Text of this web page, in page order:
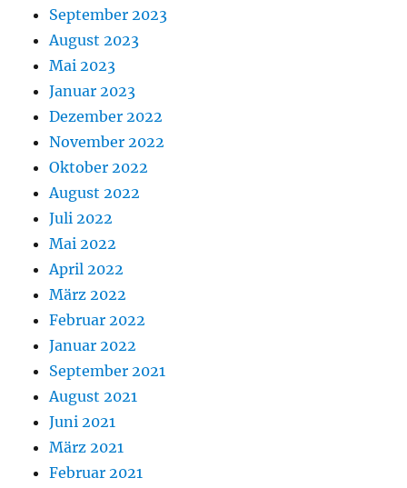
September 2023
August 2023
Mai 2023
Januar 2023
Dezember 2022
November 2022
Oktober 2022
August 2022
Juli 2022
Mai 2022
April 2022
März 2022
Februar 2022
Januar 2022
September 2021
August 2021
Juni 2021
März 2021
Februar 2021